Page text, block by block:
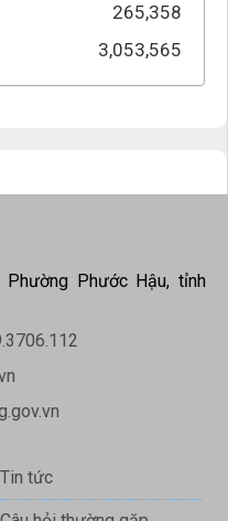
265,358
3,053,565
Phước Hậu, tỉnh
Tin tức